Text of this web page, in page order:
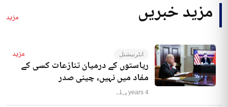
مزید خبریں مزید
انٹرنیشنل مزید
ریاستوں کے درمیان تنازعات کسی کے
مفاد میں نہیں، چینی صدر
4 years پہلے